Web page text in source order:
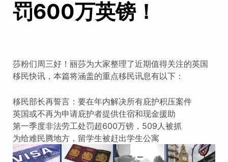
罚600万英镑！
莎粉们周三好！丽莎为大家整理了近期值得关注的英国
移民快讯，本篇将涵盖的重点移民讯息有以下：
移民部长再誓言：要在年内解决所有庇护积压案件
英国或不再为申请庇护者提供住宿和现金援助
第一季度非法劳工处罚超600万镑，509人被抓
为给难民腾地方，留学生被赶出学生公寓